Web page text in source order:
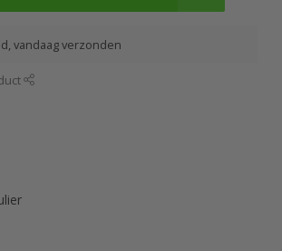
vandaag verzonden